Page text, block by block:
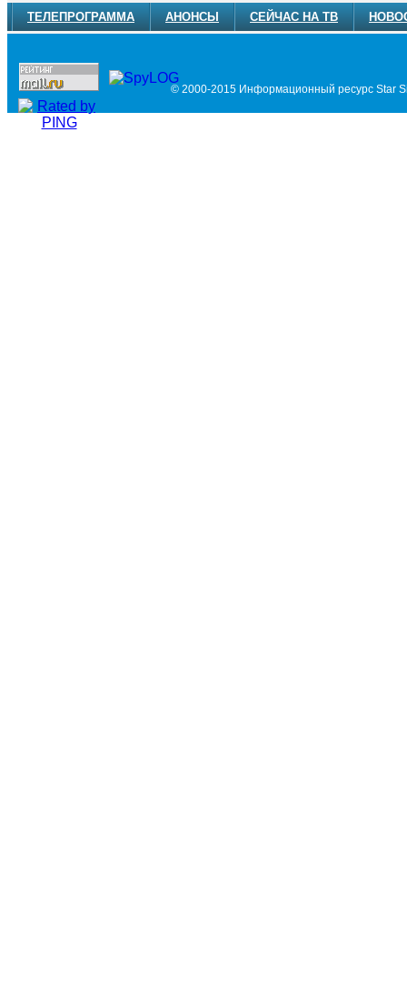
ТЕЛЕПРОГРАММА АНОНСЫ СЕЙЧАС НА ТВ
© 2000-2015 Информационный ресурс Star